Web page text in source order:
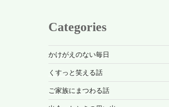
Categories
かけがえのない毎日
くすっと笑える話
ご家族にまつわる話